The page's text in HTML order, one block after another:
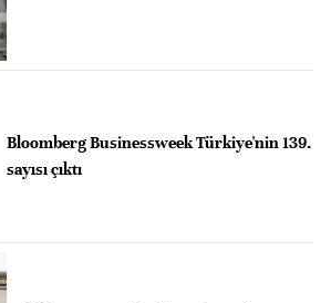
Bloomberg Businessweek Türkiye'nin 139.
sayısı çıktı